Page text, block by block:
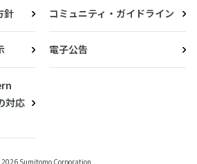
針 コミュニティ・ガイドライン
電子公告
対応
Sumitomo Corporation